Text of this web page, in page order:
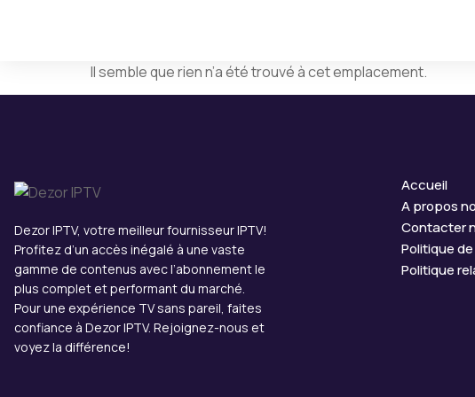
Il semble que rien n’a été trouvé à cet emplacement.
Dezor IPTV, votre meilleur fournisseur IPTV!
Profitez d’un accès inégalé à une vaste
gamme de contenus avec l’abonnement le
plus complet et performant du marché.
Pour une expérience TV sans pareil, faites
confiance à Dezor IPTV. Rejoignez-nous et
voyez la différence!
Accueil
A propos
Contacter
Politique
Politique